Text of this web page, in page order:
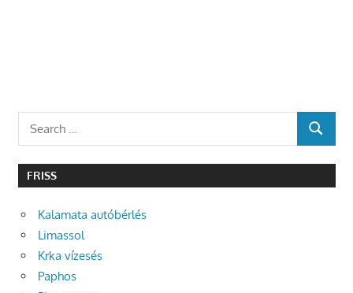
SEARCH
FRISS
Kalamata autóbérlés
Limassol
Krka vízesés
Paphos